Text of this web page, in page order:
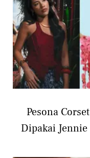
Pesona
Dipakai